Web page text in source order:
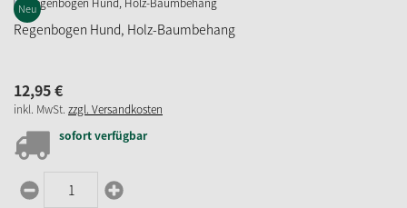
Neu
Regenbogen Hund, Holz-Baumbehang
12,95€
inkl. MwSt. zzgl. Versandkosten
sofort verfügbar